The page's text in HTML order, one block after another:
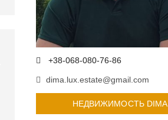
+38-068-080-76-86
dima.lux.estate@gmail.com
НЕДВИЖИМОСТЬ DIMA